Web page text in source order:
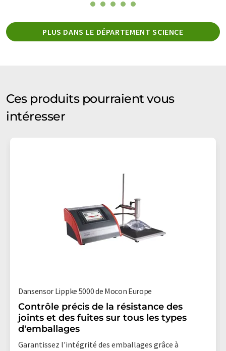
PLUS DANS LE DÉPARTEMENT SCIENCE
Ces produits pourraient vous
intéresser
Dansensor Lippke 5000 de Mocon Europe
Contrôle précis de la résistance des
joints et des fuites sur tous les types
d'emballages
Garantissez l'intégrité des emballages grâce à